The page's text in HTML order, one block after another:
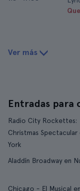
Ver más
Entradas para
Radio City Rockettes:
Christmas Spectacular
York
Aladdín Broadway en
Chicago - El Musical